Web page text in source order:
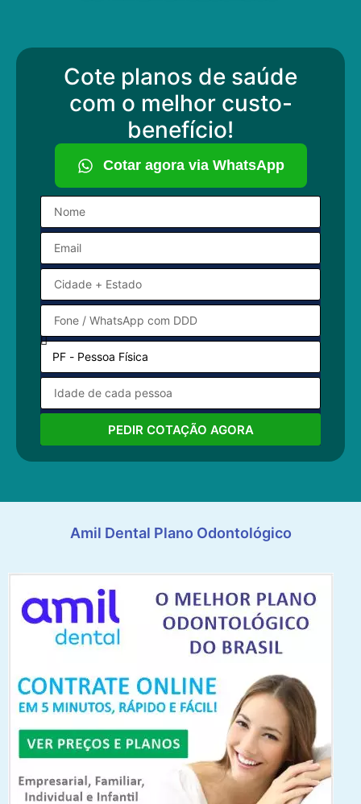
Cote planos de saúde
com o melhor custo-
benefício!
Cotar agora via WhatsApp
PEDIR COTAÇÃO AGORA
Amil Dental Plano Odontológico